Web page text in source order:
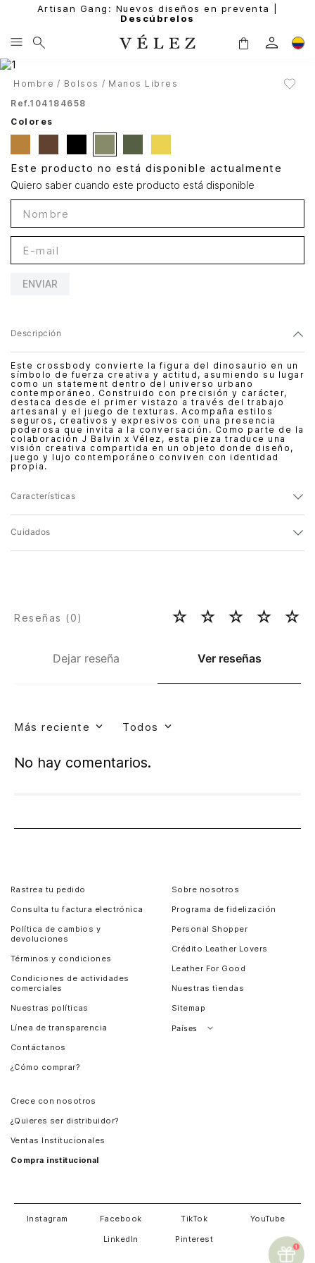
Artisan Gang: Nuevos diseños en preventa |
Descúbrelos
Hombre Bolsos
Manos Libres
Ref.104184658
Colores
Este producto no está disponible actualmente
Quiero saber cuando este producto está disponible
ENVIAR
Descripción
Este crossbody convierte la figura del dinosaurio en un
símbolo de fuerza creativa y actitud, asumiendo su lugar
como un statement dentro del universo urbano
contemporáneo. Construido con precisión y carácter,
destaca desde el primer vistazo a través del trabajo
artesanal y el juego de texturas. Acompaña estilos
seguros, creativos y expresivos con una presencia
poderosa que invita a la conversación. Como parte de la
colaboración J Balvin x Vélez, esta pieza traduce una
visión creativa compartida en un objeto donde diseño,
juego y lujo contemporáneo conviven con identidad
propia.
Características
Cuidados
Dejar reseña Ver reseñas
Reseñas (0) ☆ ☆ ☆ ☆ ☆
Más reciente Todos
No hay comentarios.
Rastrea tu pedido
Consulta tu factura electrónica
Política de cambios y
devoluciones
Términos y condiciones
Condiciones de actividades
comerciales
Nuestras políticas
Línea de transparencia
Contáctanos
¿Cómo comprar?
Sobre nosotros
Programa de fidelización
Personal Shopper
Crédito Leather Lovers
Leather For Good
Nuestras tiendas
Sitemap
Países
Crece con nosotros
¿Quieres ser distribuidor?
Ventas Institucionales
Compra institucional
Instagram Facebook TikTok YouTube
LinkedIn Pinterest